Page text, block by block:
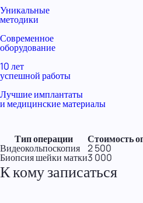
Уникальные
методики
Современное
оборудование
10 лет
успешной работы
Лучшие имплантаты
и медицинские материалы
Тип операции Стоимость
Видеокольпоскопия 2 500
Биопсия шейки матки3 000
К кому записаться